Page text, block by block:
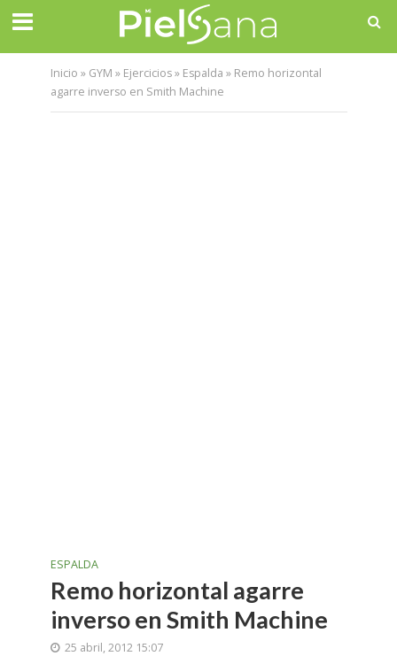
Inicio » GYM » Ejercicios» Espalda » Remo horizontal
agarre inverso en Smith Machine
ESPALDA
Remo horizontal agarre
inverso en Smith Machine
25 abril, 2012 15:07